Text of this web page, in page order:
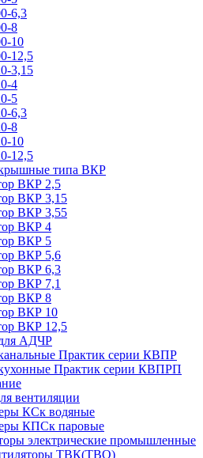
6,3
8
10
12,5
3,15
4
5
6,3
8
10
12,5
типа ВКР
ВКР 2,5
ВКР 3,15
ВКР 3,55
ВКР 4
ВКР 5
ВКР 5,6
ВКР 6,3
ВКР 7,1
ВКР 8
ВКР 10
ВКР 12,5
АДЧР
Практик серии КВПР
Практик серии КВПРП
вентиляции
КСк водяные
КПСк паровые
электрические промышленные
ТВК(ТВО)